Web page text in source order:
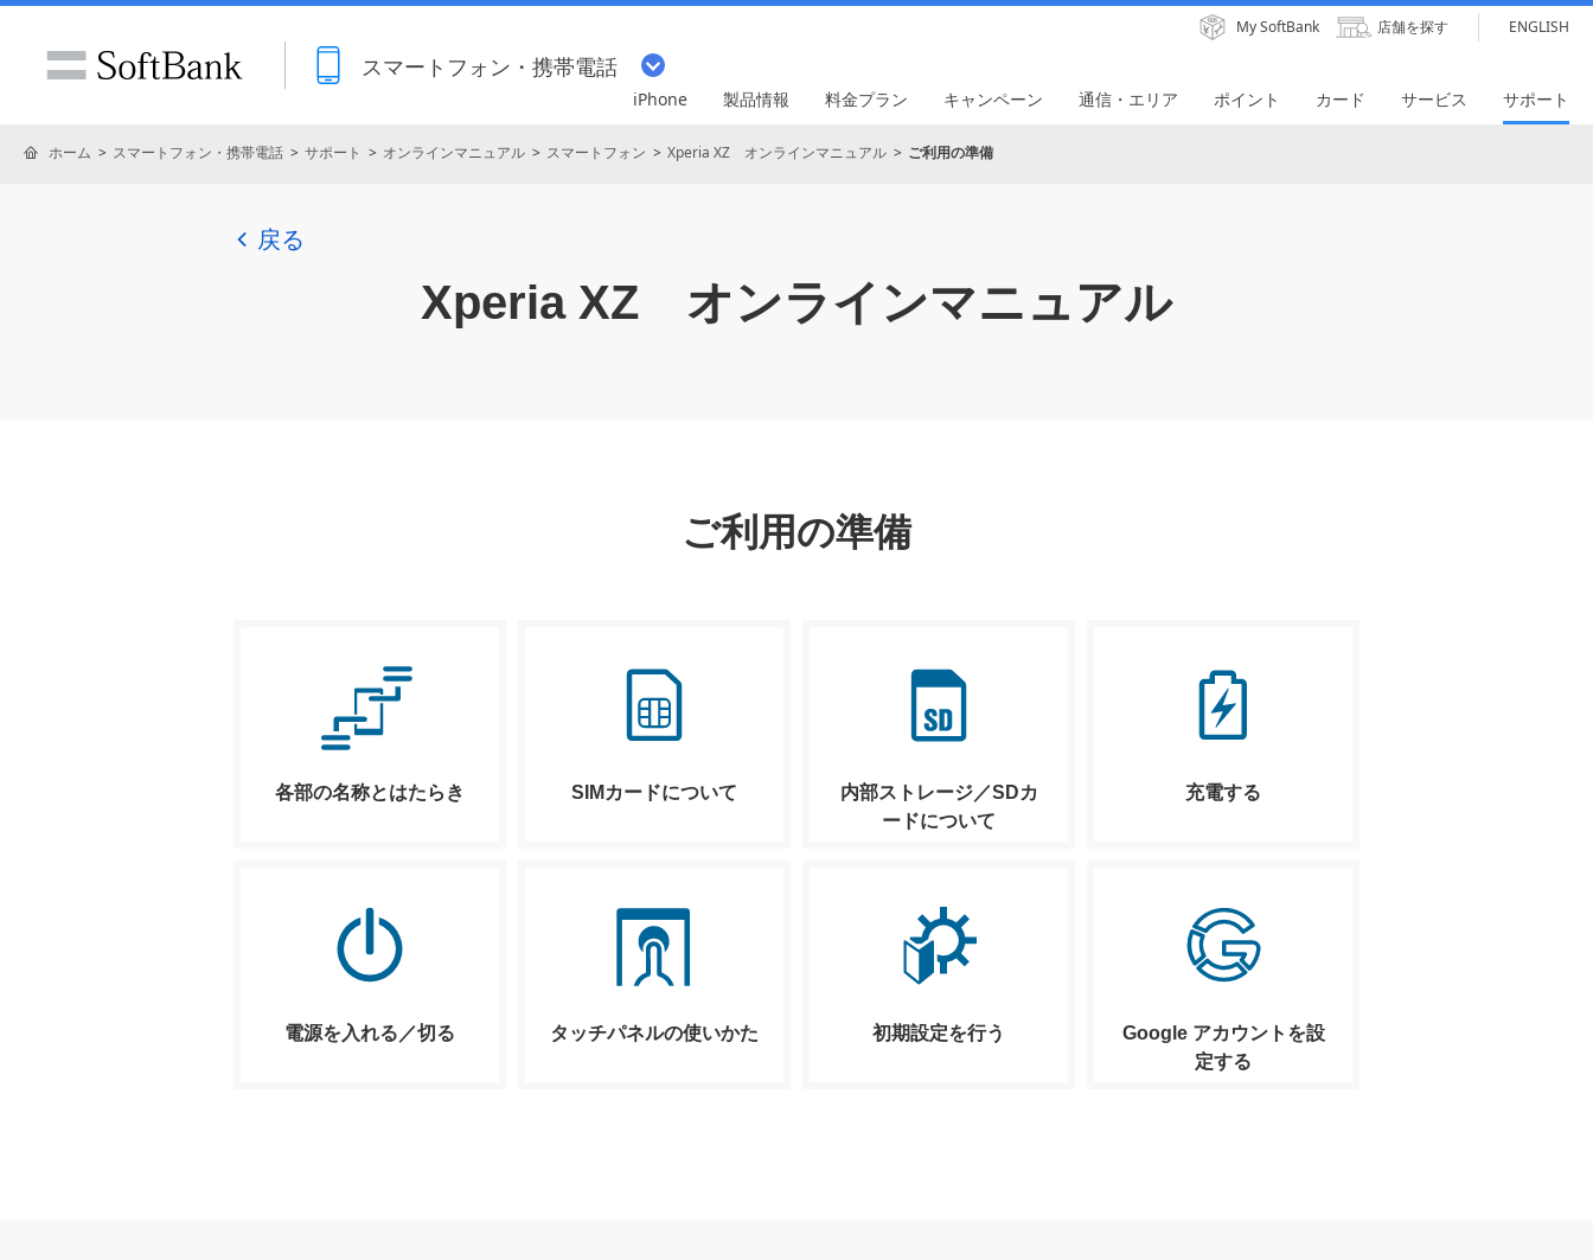
スマートフォン・携帯電話
My SoftBank 店舗を探す ENGLISH
iPhone 製品情報 料金プラン キャンペーン 通信・エリア ポイント カード サービス サポート
ホーム スマートフォン・携帯電話 サポート オンラインマニュアル スマートフォン Xperia XZ オンラインマニュアル ご利用の準備
戻る
Xperia XZ オンラインマニュアル
ご利用の準備
各部の名称とはたらき SIMカードについて
内部ストレージ／SDカ
ードについて
充電する
電源を入れる／切る タッチパネルの使いかた 初期設定を行う
Google アカウントを設
定する